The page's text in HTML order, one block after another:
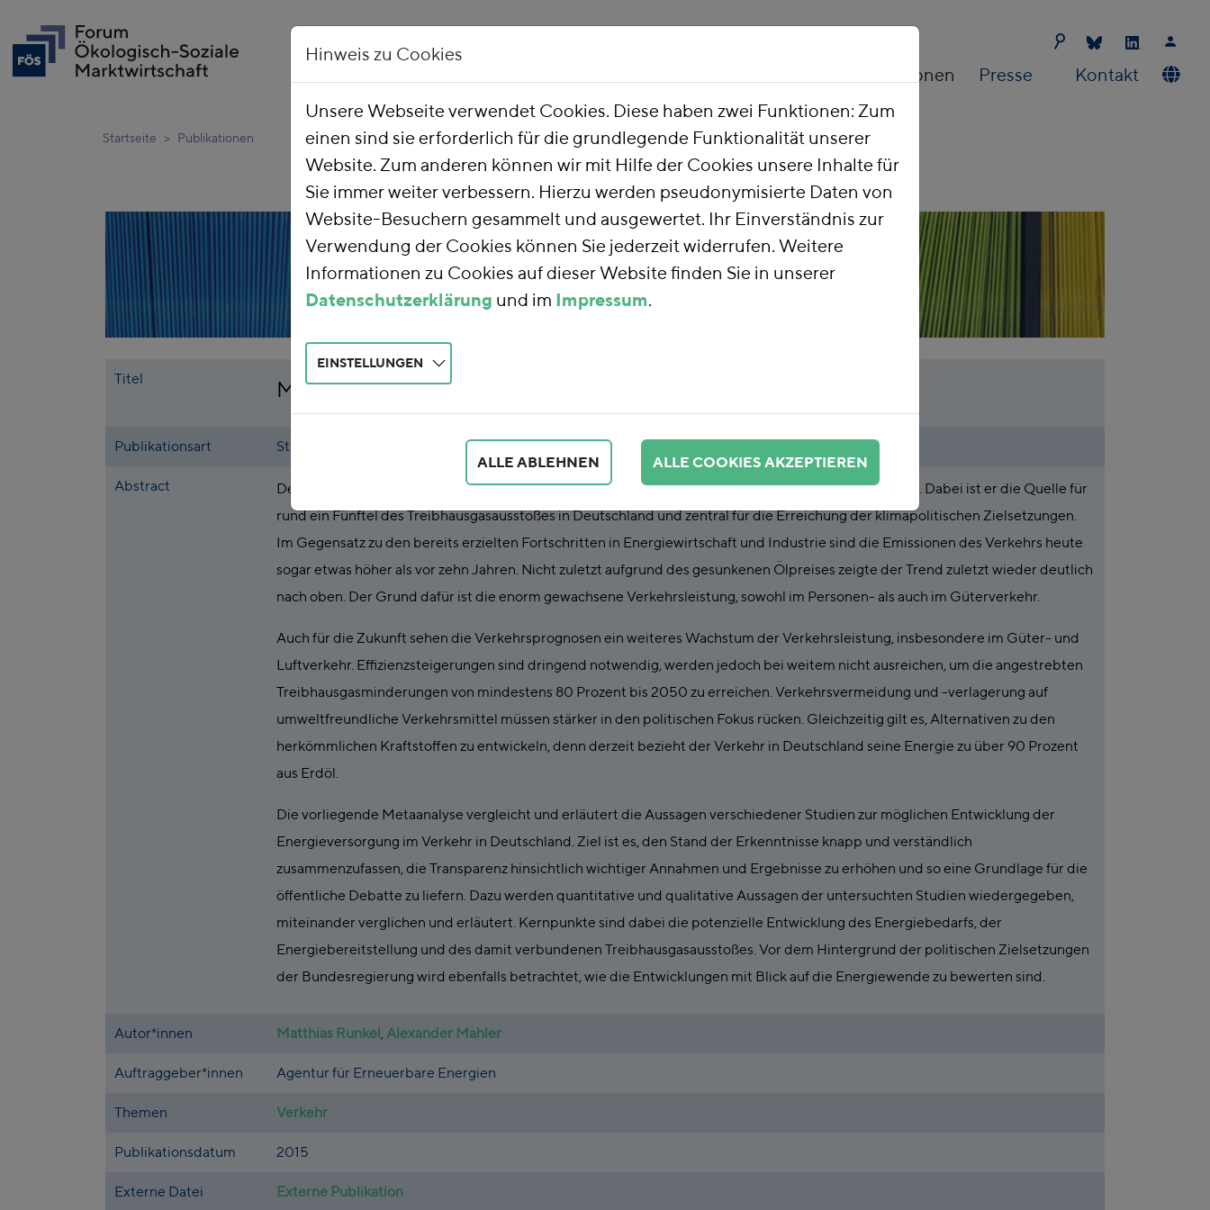
Publikationen Presse Kontakt
Startseite Publikationen
Titel Metaanalyse zur Energiewende im Verkehr
Publikationsart Studie
Abstract
Der Verkehrssektor ist in der öffentlichen Debatte um die Energiewende bislang stark unterbelichtet. Dabei ist er die Quelle für
rund ein Fünftel des Treibhausgasausstoßes in Deutschland und zentral für die Erreichung der klimapolitischen Zielsetzungen.
Im Gegensatz zu den bereits erzielten Fortschritten in Energiewirtschaft und Industrie sind die Emissionen des Verkehrs heute
sogar etwas höher als vor zehn Jahren. Nicht zuletzt aufgrund des gesunkenen Ölpreises zeigte der Trend zuletzt wieder deutlich
nach oben. Der Grund dafür ist die enorm gewachsene Verkehrsleistung, sowohl im Personen- als auch im Güterverkehr.
Auch für die Zukunft sehen die Verkehrsprognosen ein weiteres Wachstum der Verkehrsleistung, insbesondere im Güter- und
Luftverkehr. Effizienzsteigerungen sind dringend notwendig, werden jedoch bei weitem nicht ausreichen, um die angestrebten
Treibhausgasminderungen von mindestens 80 Prozent bis 2050 zu erreichen. Verkehrsvermeidung und -verlagerung auf
umweltfreundliche Verkehrsmittel müssen stärker in den politischen Fokus rücken. Gleichzeitig gilt es, Alternativen zu den
herkömmlichen Kraftstoffen zu entwickeln, denn derzeit bezieht der Verkehr in Deutschland seine Energie zu über 90 Prozent
aus Erdöl.
Die vorliegende Metaanalyse vergleicht und erläutert die Aussagen verschiedener Studien zur möglichen Entwicklung der
Energieversorgung im Verkehr in Deutschland. Ziel ist es, den Stand der Erkenntnisse knapp und verständlich
zusammenzufassen, die Transparenz hinsichtlich wichtiger Annahmen und Ergebnisse zu erhöhen und so eine Grundlage für die
öffentliche Debatte zu liefern. Dazu werden quantitative und qualitative Aussagen der untersuchten Studien wiedergegeben,
miteinander verglichen und erläutert. Kernpunkte sind dabei die potenzielle Entwicklung des Energiebedarfs, der
Energiebereitstellung und des damit verbundenen Treibhausgasausstoßes. Vor dem Hintergrund der politischen Zielsetzungen
der Bundesregierung wird ebenfalls betrachtet, wie die Entwicklungen mit Blick auf die Energiewende zu bewerten sind.
Autor*innen Matthias Runkel Alexander Mahler
Auftraggeber*innen Agentur für Erneuerbare Energien
Themen Verkehr
Publikationsdatum 2015
Externe Datei Externe Publikation
Hinweis zu Cookies
Unsere Webseite verwendet Cookies. Diese haben zwei Funktionen: Zum
einen sind sie erforderlich für die grundlegende Funktionalität unserer
Website. Zum anderen können wir mit Hilfe der Cookies unsere Inhalte für
Sie immer weiter verbessern. Hierzu werden pseudonymisierte Daten von
Website-Besuchern gesammelt und ausgewertet. Ihr Einverständnis zur
Verwendung der Cookies können Sie jederzeit widerrufen. Weitere
Informationen zu Cookies auf dieser Website finden Sie in unserer
Datenschutzerklärung und im Impressum.
EINSTELLUNGEN
ALLE ABLEHNEN ALLE COOKIES AKZEPTIEREN